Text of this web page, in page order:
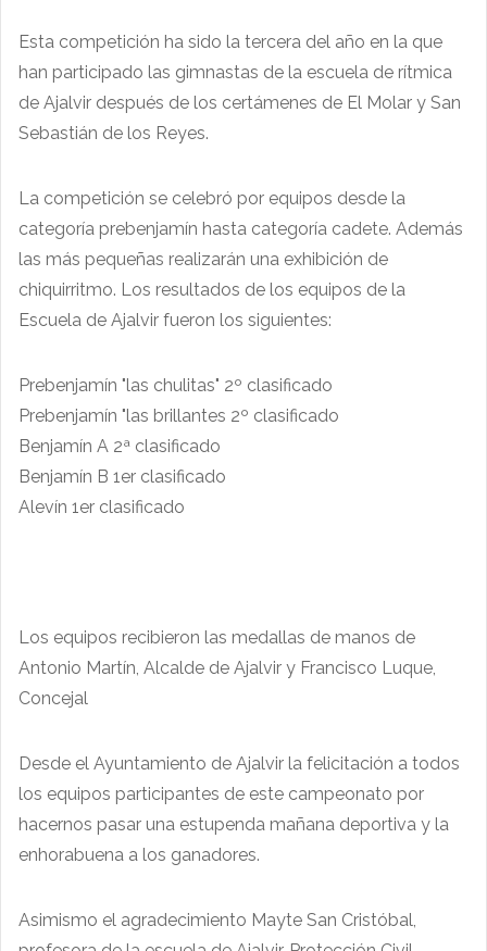
Esta competición ha sido la tercera del año en la que
han participado las gimnastas de la escuela de rítmica
de Ajalvir después de los certámenes de El Molar y San
Sebastián de los Reyes.
La competición se celebró por equipos desde la
categoría prebenjamín hasta categoría cadete. Además
las más pequeñas realizarán una exhibición de
chiquirritmo. Los resultados de los equipos de la
Escuela de Ajalvir fueron los siguientes:
Prebenjamín "las chulitas" 2º clasificado
Prebenjamín "las brillantes 2º clasificado
Benjamín A 2ª clasificado
Benjamín B 1er clasificado
Alevín 1er clasificado
Los equipos recibieron las medallas de manos de
Antonio Martín, Alcalde de Ajalvir y Francisco Luque,
Concejal
Desde el Ayuntamiento de Ajalvir la felicitación a todos
los equipos participantes de este campeonato por
hacernos pasar una estupenda mañana deportiva y la
enhorabuena a los ganadores.
Asimismo el agradecimiento Mayte San Cristóbal,